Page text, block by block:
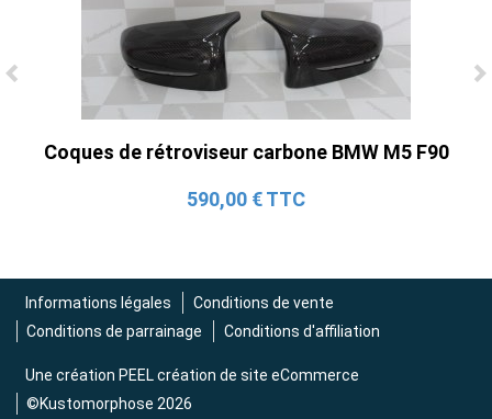
Ligne Cat-Back Active 4 Sorties avec
(2015-2023)
2 690,00 € TTC
Coques de rétroviseur carbone BMW M5 F90
590,00 € TTC
Informations légales
Conditions de vente
Conditions de parrainage
Conditions d'affiliation
Une création PEEL création de site eCommerce
©Kustomorphose 2026